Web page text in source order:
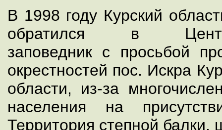
В 1998 году Курский
обратился в
заповедник с просьбой
окрестностей пос. Искра
области, из-за
населения на
Территория степной балки,